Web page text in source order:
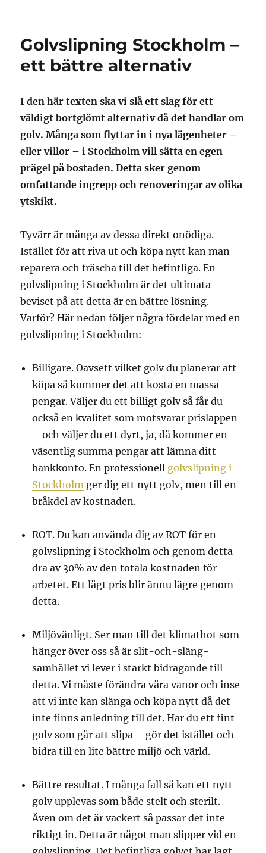
Golvslipning Stockholm –
ett bättre alternativ
I den här texten ska vi slå ett slag för ett
väldigt bortglömt alternativ då det handlar om
golv. Många som flyttar in i nya lägenheter –
eller villor – i Stockholm vill sätta en egen
prägel på bostaden. Detta sker genom
omfattande ingrepp och renoveringar av olika
ytskikt.
Tyvärr är många av dessa direkt onödiga.
Istället för att riva ut och köpa nytt kan man
reparera och fräscha till det befintliga. En
golvslipning i Stockholm är det ultimata
beviset på att detta är en bättre lösning.
Varför? Här nedan följer några fördelar med en
golvslipning i Stockholm:
Billigare. Oavsett vilket golv du planerar att
köpa så kommer det att kosta en massa
pengar. Väljer du ett billigt golv så får du
också en kvalitet som motsvarar prislappen
– och väljer du ett dyrt, ja, då kommer en
väsentlig summa pengar att lämna ditt
bankkonto. En professionell golvslipning i
Stockholm ger dig ett nytt golv, men till en
bråkdel av kostnaden.
ROT. Du kan använda dig av ROT för en
golvslipning i Stockholm och genom detta
dra av 30% av den totala kostnaden för
arbetet. Ett lågt pris blir ännu lägre genom
detta.
Miljövänligt. Ser man till det klimathot som
hänger över oss så är slit-och-släng-
samhället vi lever i starkt bidragande till
detta. Vi måste förändra våra vanor och inse
att vi inte kan slänga och köpa nytt då det
inte finns anledning till det. Har du ett fint
golv som går att slipa – gör det istället och
bidra till en lite bättre miljö och värld.
Bättre resultat. I många fall så kan ett nytt
golv upplevas som både stelt och sterilt.
Även om det är vackert så passar det inte
riktigt in. Detta är något man slipper vid en